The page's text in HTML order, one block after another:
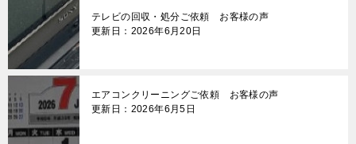
テレビの回収・処分ご依頼 お客様の声
更新日：2026年6月20日
エアコンクリーニングご依頼 お客様の声
更新日：2026年6月5日